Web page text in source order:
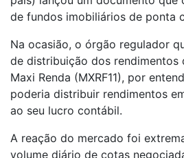
de fundos imobiliários de ponta
Na ocasião, o órgão regulador
de distribuição dos rendimentos
Maxi Renda (MXRF11), por
poderia distribuir rendimentos
ao seu lucro contábil.
A reação do mercado foi
volume diário de cotas